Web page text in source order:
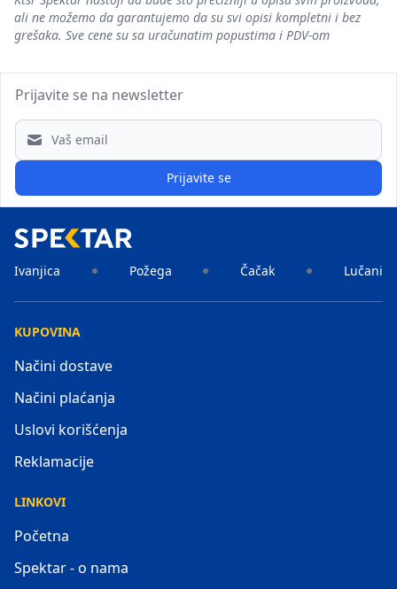
ali ne možemo da garantujemo da su svi opisi kompletni i bez
grešaka. Sve cene su sa uračunatim popustima i PDV-om
Prijavite se na newsletter
Email address
Prijavite se
Ivanjica Požega Čačak Lučani
KUPOVINA
Načini dostave
Načini plaćanja
Uslovi korišćenja
Reklamacije
LINKOVI
Početna
Spektar - o nama